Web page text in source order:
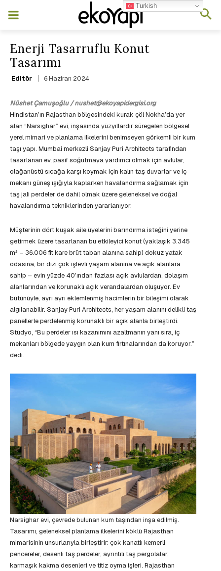
Enerji Tasarruflu Konut
Tasarımı
Editör 6 Haziran 2024
Nüshet Çamuşoğlu / nushet@ekoyapidergisi.org
Hindistan’ın Rajasthan bölgesindeki kurak çöl Nokha’da yer
alan “Narsighar” evi, inşasında yüzyıllardır süregelen bölgesel
yerel mimari ve planlama ilkelerini benimseyen görkemli bir kum
taşı yapı. Mumbai merkezli Sanjay Puri Architects tarafından
tasarlanan ev, pasif soğutmaya yardımcı olmak için avlular,
olağanüstü sıcağa karşı koymak için kalın taş duvarlar ve iç
mekanı güneş ışığıyla kaplarken havalandırma sağlamak için
taş jali perdeler de dahil olmak üzere geleneksel ve doğal
havalandırma tekniklerinden yararlanıyor.
Müşterinin dört kuşak aile üyelerini barındırma isteğini yerine
getirmek üzere tasarlanan bu etkileyici konut (yaklaşık 3.345
m² – 36.006 fit kare brüt taban alanına sahip) dokuz yatak
odasına, bir dizi çok işlevli yaşam alanına ve açık alanlara
sahip – evin yüzde 40’ından fazlası açık avlulardan, dolaşım
alanlarından ve korunaklı açık verandalardan oluşuyor. Ev
bütünüyle, ayrı ayrı eklemlenmiş hacimlerin bir bileşimi olarak
algılanabilir. Sanjay Puri Architects, her yaşam alanını delikli taş
panellerle perdelenmiş korunaklı bir açık alanla birleştirdi.
Stüdyo, “Bu perdeler ısı kazanımını azaltmanın yanı sıra, iç
mekanları bölgede yaygın olan kum fırtınalarından da koruyor.”
dedi.
Narsighar evi, çevrede bulunan kum taşından inşa edilmiş.
Tasarımı, geleneksel planlama ilkelerini köklü Rajasthan
mimarisinin unsurlarıyla birleştirir: çok kanatlı kemerli
pencereler, desenli taş perdeler, ayrıntılı taş pergolalar,
karmaşık kakma desenleri ve titiz oyma işleri. Rajasthan
Turkish